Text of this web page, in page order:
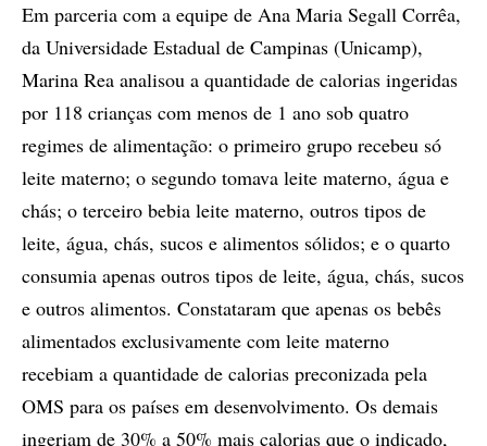
Em parceria com a equipe de Ana Maria Segall Corrêa,
da Universidade Estadual de Campinas (Unicamp),
Marina Rea analisou a quantidade de calorias ingeridas
por 118 crianças com menos de 1 ano sob quatro
regimes de alimentação: o primeiro grupo recebeu só
leite materno; o segundo tomava leite materno, água e
chás; o terceiro bebia leite materno, outros tipos de
leite, água, chás, sucos e alimentos sólidos; e o quarto
consumia apenas outros tipos de leite, água, chás, sucos
e outros alimentos. Constataram que apenas os bebês
alimentados exclusivamente com leite materno
recebiam a quantidade de calorias preconizada pela
OMS para os países em desenvolvimento. Os demais
ingeriam de 30% a 50% mais calorias que o indicado,